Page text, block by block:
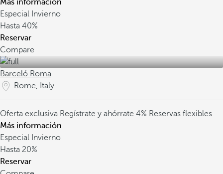
Más información
Especial Invierno
Hasta 40%
Reservar
Compare
Barceló Roma
Rome, Italy
Oferta exclusiva Regístrate y ahórrate 4% Reservas flexibles
Más información
Especial Invierno
Hasta 20%
Reservar